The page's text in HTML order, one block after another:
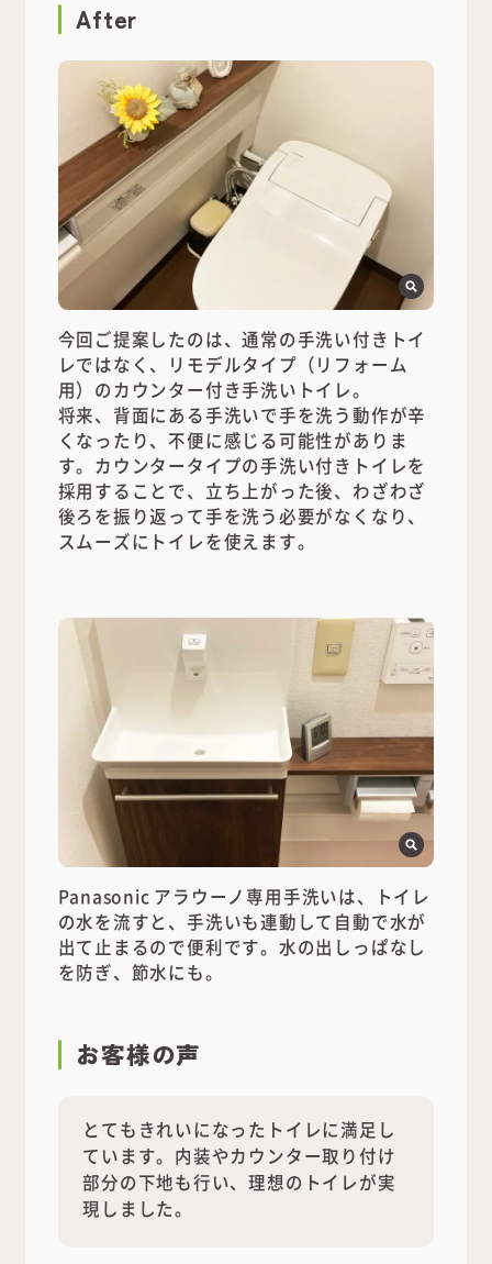
After
今回ご提案したのは、通常の手洗い付きトイ
レではなく、リモデルタイプ（リフォーム
用）のカウンター付き手洗いトイレ。
将来、背面にある手洗いで手を洗う動作が辛
くなったり、不便に感じる可能性がありま
す。カウンタータイプの手洗い付きトイレを
採用することで、立ち上がった後、わざわざ
後ろを振り返って手を洗う必要がなくなり、
スムーズにトイレを使えます。
Panasonic アラウーノ専用手洗いは、トイレ
の水を流すと、手洗いも連動して自動で水が
出て止まるので便利です。水の出しっぱなし
を防ぎ、節水にも。
お客様の声
とてもきれいになったトイレに満足し
ています。内装やカウンター取り付け
部分の下地も行い、理想のトイレが実
現しました。